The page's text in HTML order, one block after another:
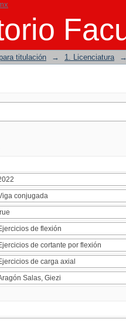
titulación → 1. Licenciatura